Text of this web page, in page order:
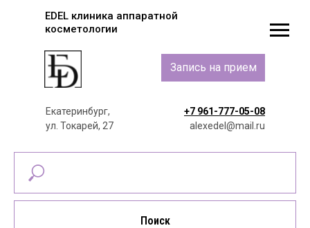
Екатеринбург,
ул. Токарей, 27
+7 961-777-05-08
alexedel@mail.ru
Запись на прием
EDEL клиника аппаратной
косметологии
Поиск